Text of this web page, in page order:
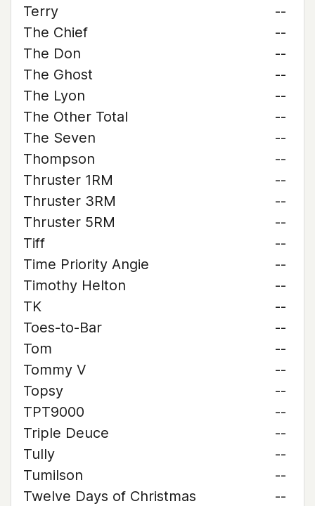
Terry
--
The Chief
--
The Don
--
The Ghost
--
The Lyon
--
The Other Total
--
The Seven
--
Thompson
--
Thruster 1RM
--
Thruster 3RM
--
Thruster 5RM
--
Tiff
--
Time Priority Angie
--
Timothy Helton
--
TK
--
Toes-to-Bar
--
Tom
--
Tommy V
--
Topsy
--
TPT9000
--
Triple Deuce
--
Tully
--
Tumilson
--
Twelve Days of Christmas
--